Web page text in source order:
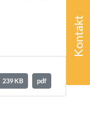
Kontakt
239 KB pdf